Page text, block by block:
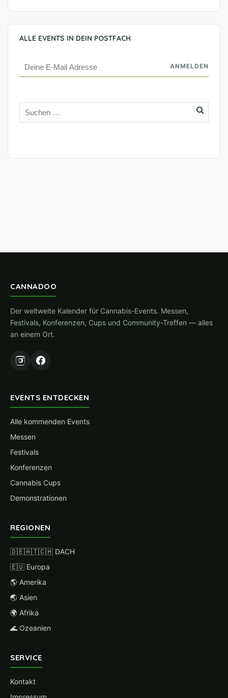
ALLE EVENTS IN DEIN POSTFACH
CANNADOO
Der weltweite Kalender für Cannabis-Events. Messen,
Festivals, Konferenzen, Cups und Community-Treffen — alles
an einem Ort.
EVENTS ENTDECKEN
Alle kommenden Events
Messen
Festivals
Konferenzen
Cannabis Cups
Demonstrationen
REGIONEN
🇩🇪🇦🇹🇨🇭 DACH
🇪🇺 Europa
🌎 Amerika
🌏 Asien
🌍 Afrika
🌊 Ozeanien
SERVICE
Kontakt